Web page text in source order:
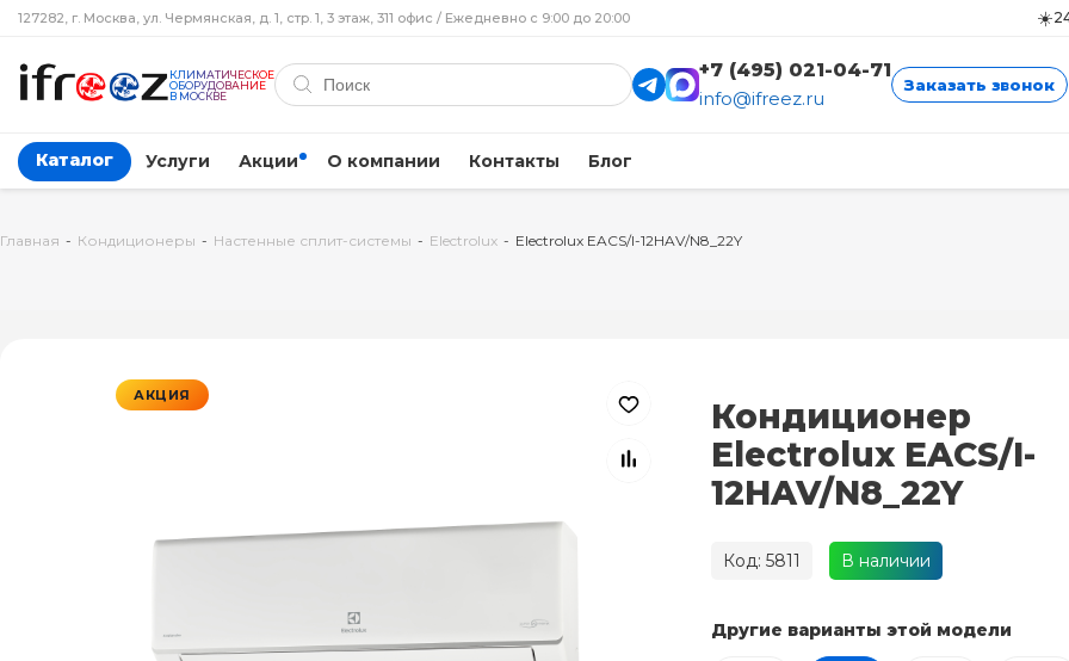
127282, г. Москва, ул. Чермянская, д. 1, стр. 1, 3 этаж, 311 офис / Ежедневно с 9:00 до 20:00 ☀️
КЛИМАТИЧЕСКОЕ
ОБОРУДОВАНИЕ
В МОСКВЕ
+7 (495) 021-04-71
info@ifreez.ru
Заказать звонок
Каталог Услуги Акции О компании Контакты Блог
Главная - Кондиционеры - Настенные сплит-системы - Electrolux - Electrolux EACS/I-12HAV/N8_22Y
АКЦИЯ
Кондиционер
Electrolux EACS/I-
12HAV/N8_22Y
Код: 5811 В наличии
Другие варианты этой модели